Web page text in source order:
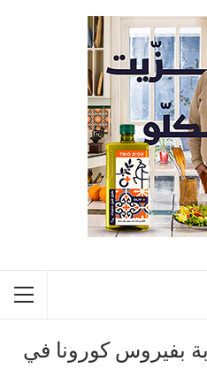
إصابة بفيروس كورونا في